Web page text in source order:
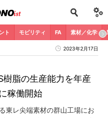
ト モビリティ FA 素材／化学
2023年2月17日
樹脂の生産能力を年産
稼働開始
東レ尖端素材の群山工場にお